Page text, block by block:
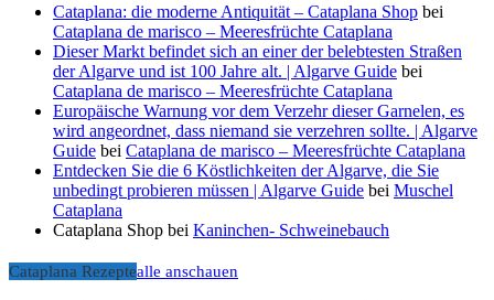
Cataplana: die moderne Antiquität – Cataplana Shop bei
Cataplana de marisco – Meeresfrüchte Cataplana
Dieser Markt befindet sich an einer der belebtesten Straßen
der Algarve und ist 100 Jahre alt. | Algarve Guide bei
Cataplana de marisco – Meeresfrüchte Cataplana
Europäische Warnung vor dem Verzehr dieser Garnelen, es
wird angeordnet, dass niemand sie verzehren sollte. | Algarve
Guide bei Cataplana de marisco – Meeresfrüchte Cataplana
Entdecken Sie die 6 Köstlichkeiten der Algarve, die Sie
unbedingt probieren müssen | Algarve Guide bei Muschel
Cataplana
Cataplana Shop bei Kaninchen- Schweinebauch
Cataplana Rezeptealle anschauen